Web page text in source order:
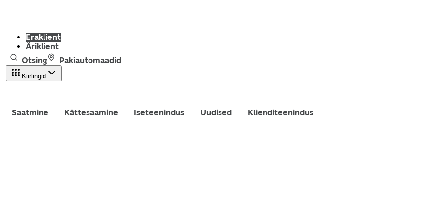
Eraklient
Äriklient
Otsing
Pakiautomaadid
Kiirlingid
Saatmine Kättesaamine Iseteenindus Uudised Klienditeenindus